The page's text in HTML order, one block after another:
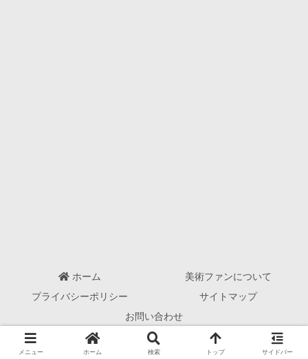
ホーム
美術ファンについて
プライバシーポリシー
サイトマップ
お問い合わせ
© 2017-2026 美術ファン@世界の名画.
メニュー ホーム 検索 トップ サイドバー